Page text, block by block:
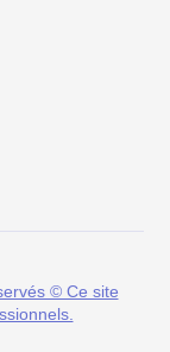
© Ce site